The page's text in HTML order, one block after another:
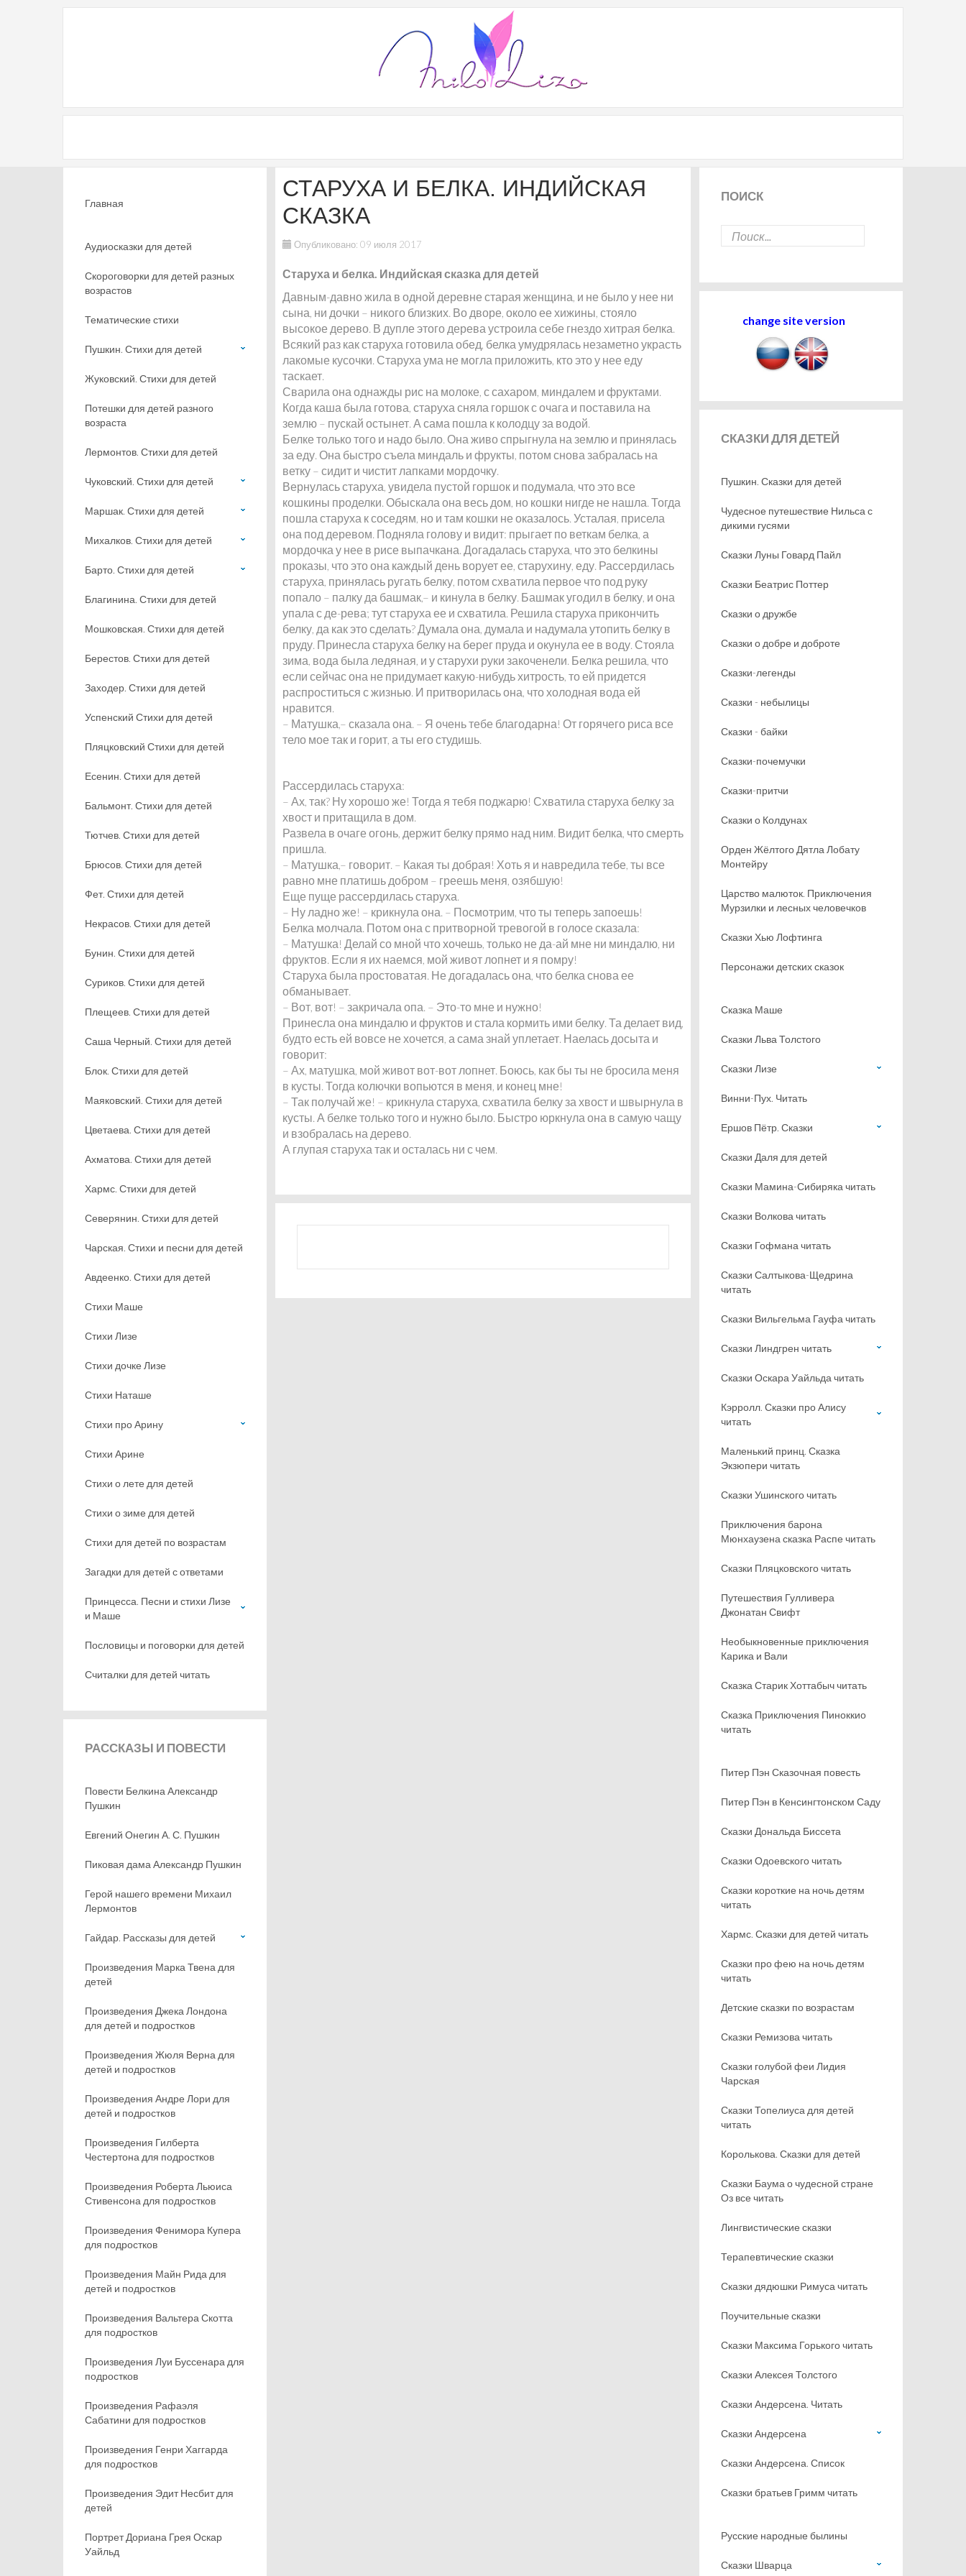
СТАРУХА И БЕЛКА. ИНДИЙСКАЯ
СКАЗКА
Опубликовано: 09 июля 2017
Старуха и белка. Индийская сказка для детей
Давным-давно жила в одной деревне старая женщина, и не было у нее ни
сына, ни дочки – никого близких. Во дворе, около ее хижины, стояло
высокое дерево. В дупле этого дерева устроила себе гнездо хитрая белка.
Всякий раз как старуха готовила обед, белка умудрялась незаметно украсть
лакомые кусочки. Старуха ума не могла приложить, кто это у нее еду
таскает.
Сварила она однажды рис на молоке, с сахаром, миндалем и фруктами.
Когда каша была готова, старуха сняла горшок с очага и поставила на
землю – пускай остынет. А сама пошла к колодцу за водой.
Белке только того и надо было. Она живо спрыгнула на землю и принялась
за еду. Она быстро съела миндаль и фрукты, потом снова забралась на
ветку – сидит и чистит лапками мордочку.
Вернулась старуха, увидела пустой горшок и подумала, что это все
кошкины проделки. Обыскала она весь дом, но кошки нигде не нашла. Тогда
пошла старуха к соседям, но и там кошки не оказалось. Усталая, присела
она под деревом. Подняла голову и видит: прыгает по веткам белка, а
мордочка у нее в рисе выпачкана. Догадалась старуха, что это белкины
проказы, что это она каждый день ворует ее, старухину, еду. Рассердилась
старуха, принялась ругать белку, потом схватила первое что под руку
попало – палку да башмак,– и кинула в белку. Башмак угодил в белку, и она
упала с де-рева; тут старуха ее и схватила. Решила старуха прикончить
белку, да как это сделать? Думала она, думала и надумала утопить белку в
пруду. Принесла старуха белку на берег пруда и окунула ее в воду. Стояла
зима, вода была ледяная, и у старухи руки закоченели. Белка решила, что
если сейчас она не придумает какую-нибудь хитрость, то ей придется
распроститься с жизнью. И притворилась она, что холодная вода ей
нравится.
– Матушка,– сказала она. – Я очень тебе благодарна! От горячего риса все
тело мое так и горит, а ты его студишь.
Рассердилась старуха:
– Ах, так? Ну хорошо же! Тогда я тебя поджарю! Схватила старуха белку за
хвост и притащила в дом.
Развела в очаге огонь, держит белку прямо над ним. Видит белка, что смерть
пришла.
– Матушка,– говорит. – Какая ты добрая! Хоть я и навредила тебе, ты все
равно мне платишь добром – греешь меня, озябшую!
Еще пуще рассердилась старуха.
– Ну ладно же! – крикнула она. – Посмотрим, что ты теперь запоешь!
Белка молчала. Потом она с притворной тревогой в голосе сказала:
– Матушка! Делай со мной что хочешь, только не да-ай мне ни миндалю, ни
фруктов. Если я их наемся, мой живот лопнет и я помру!
Старуха была простоватая. Не догадалась она, что белка снова ее
обманывает.
– Вот, вот! – закричала опа. – Это-то мне и нужно!
Принесла она миндалю и фруктов и стала кормить ими белку. Та делает вид,
будто есть ей вовсе не хочется, а сама знай уплетает. Наелась досыта и
говорит:
– Ах, матушка, мой живот вот-вот лопнет. Боюсь, как бы ты не бросила меня
в кусты. Тогда колючки вопьются в меня, и конец мне!
– Так получай же! – крикнула старуха, схватила белку за хвост и швырнула в
кусты. А белке только того и нужно было. Быстро юркнула она в самую чащу
и взобралась на дерево.
А глупая старуха так и осталась ни с чем.
Главная
Аудиосказки для детей
Скороговорки для детей разных
возрастов
Тематические стихи
Пушкин. Стихи для детей
Жуковский. Стихи для детей
Потешки для детей разного
возраста
Лермонтов. Стихи для детей
Чуковский. Стихи для детей
Маршак. Стихи для детей
Михалков. Стихи для детей
Барто. Стихи для детей
Благинина. Стихи для детей
Мошковская. Стихи для детей
Берестов. Стихи для детей
Заходер. Стихи для детей
Успенский Стихи для детей
Пляцковский Стихи для детей
Есенин. Стихи для детей
Бальмонт. Стихи для детей
Тютчев. Стихи для детей
Брюсов. Стихи для детей
Фет. Стихи для детей
Некрасов. Стихи для детей
Бунин. Стихи для детей
Суриков. Стихи для детей
Плещеев. Стихи для детей
Саша Черный. Стихи для детей
Блок. Стихи для детей
Маяковский. Стихи для детей
Цветаева. Стихи для детей
Ахматова. Стихи для детей
Хармс. Стихи для детей
Северянин. Стихи для детей
Чарская. Стихи и песни для детей
Авдеенко. Стихи для детей
Стихи Маше
Стихи Лизе
Стихи дочке Лизе
Стихи Наташе
Стихи про Арину
Стихи Арине
Стихи о лете для детей
Стихи о зиме для детей
Стихи для детей по возрастам
Загадки для детей с ответами
Принцесса. Песни и стихи Лизе
и Маше
Пословицы и поговорки для детей
Считалки для детей читать
РАССКАЗЫ И ПОВЕСТИ
Повести Белкина Александр
Пушкин
Евгений Онегин А. С. Пушкин
Пиковая дама Александр Пушкин
Герой нашего времени Михаил
Лермонтов
Гайдар. Рассказы для детей
Произведения Марка Твена для
детей
Произведения Джека Лондона
для детей и подростков
Произведения Жюля Верна для
детей и подростков
Произведения Андре Лори для
детей и подростков
Произведения Гилберта
Честертона для подростков
Произведения Роберта Льюиса
Стивенсона для подростков
Произведения Фенимора Купера
для подростков
Произведения Майн Рида для
детей и подростков
Произведения Вальтера Скотта
для подростков
Произведения Луи Буссенара для
подростков
Произведения Рафаэля
Сабатини для подростков
Произведения Генри Хаггарда
для подростков
Произведения Эдит Несбит для
детей
Портрет Дориана Грея Оскар
Уайльд
ПОИСК
change site version
СКАЗКИДЛЯ ДЕТЕЙ
Пушкин. Сказки для детей
Чудесное путешествие Нильса с
дикими гусями
Сказки Луны Говард Пайл
Сказки Беатрис Поттер
Сказки о дружбе
Сказки о добре и доброте
Сказки-легенды
Сказки - небылицы
Сказки - байки
Сказки-почемучки
Сказки-притчи
Сказки о Колдунах
Орден Жёлтого Дятла Лобату
Монтейру
Царство малюток. Приключения
Мурзилки и лесных человечков
Сказки Хью Лофтинга
Персонажи детских сказок
Сказка Маше
Сказки Льва Толстого
Сказки Лизе
Винни-Пух. Читать
Ершов Пётр. Сказки
Сказки Даля для детей
Сказки Мамина-Сибиряка читать
Сказки Волкова читать
Сказки Гофмана читать
Сказки Салтыкова-Щедрина
читать
Сказки Вильгельма Гауфа читать
Сказки Линдгрен читать
Сказки Оскара Уайльда читать
Кэрролл. Сказки про Алису
читать
Маленький принц. Сказка
Экзюпери читать
Сказки Ушинского читать
Приключения барона
Мюнхаузена сказка Распе читать
Сказки Пляцковского читать
Путешествия Гулливера
Джонатан Свифт
Необыкновенные приключения
Карика и Вали
Сказка Старик Хоттабыч читать
Сказка Приключения Пиноккио
читать
Питер Пэн Сказочная повесть
Питер Пэн в Кенсингтонском Саду
Сказки Дональда Биссета
Сказки Одоевского читать
Сказки короткие на ночь детям
читать
Хармс. Сказки для детей читать
Сказки про фею на ночь детям
читать
Детские сказки по возрастам
Сказки Ремизова читать
Сказки голубой феи Лидия
Чарская
Сказки Топелиуса для детей
читать
Королькова. Сказки для детей
Сказки Баума о чудесной стране
Оз все читать
Лингвистические сказки
Терапевтические сказки
Сказки дядюшки Римуса читать
Поучительные сказки
Сказки Максима Горького читать
Сказки Алексея Толстого
Сказки Андерсена. Читать
Сказки Андерсена
Сказки Андерсена. Список
Сказки братьев Гримм читать
Русские народные былины
Сказки Шварца